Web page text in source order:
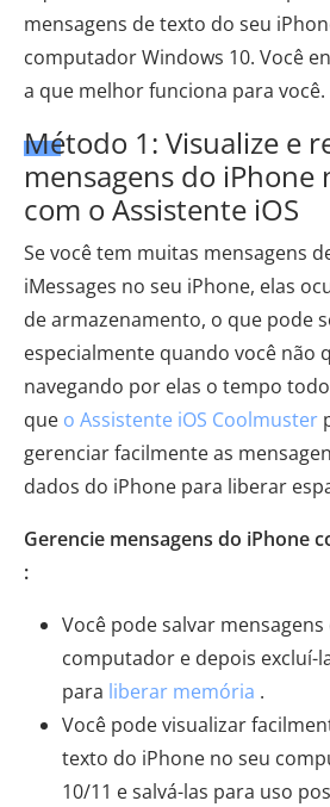
mensagens de texto do seu
computador Windows 10. Você
a que melhor funciona para você.
Método 1: Visualize e
mensagens do iPhone
com o Assistente iOS
Se você tem muitas mensagens
iMessages no seu iPhone, elas
de armazenamento, o que pode
especialmente quando você não
navegando por elas o tempo
que o Assistente iOS Coolmuster
gerenciar facilmente as
dados do iPhone para liberar
Gerencie mensagens do iPhone
:
Você pode salvar
computador e depois excluí-
para liberar memória .
Você pode visualizar
texto do iPhone no seu
10/11 e salvá-las para uso